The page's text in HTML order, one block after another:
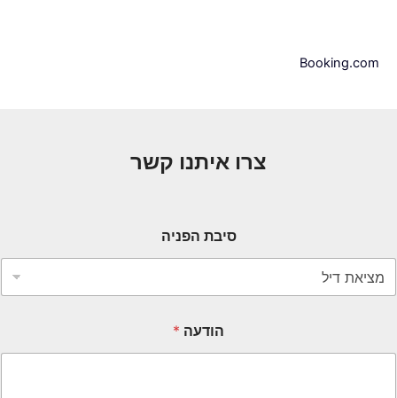
Booking.com
צרו איתנו קשר
סיבת הפניה
הודעה *